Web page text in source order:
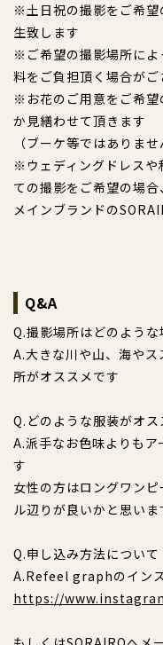
※土日祝の撮影をご希
生致します
※ご希望の撮影場所によ
料をご負担頂く場合がご
※お花のご用意をご希
か見繕わせて頂きます
（ブーケ等ではありませ
※ウェディングドレスや
ての撮影をご希望の場合、
メインブランドの
Q&A
Q.撮影場所はどのよう
A.大きな川や山、海や
所がオススメです
Q.どのような服装がオス
A.派手なお色味よりも
す
女性の方はロングワン
ル辺りが良いかと思いま
Q.申し込み方法について
A.Refeel graphのイン
https://